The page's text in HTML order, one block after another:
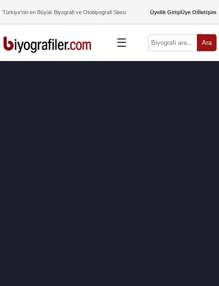
Türkiye’nin en Büyük Biyografi ve Otobiyografi Sitesi Üyelik GirişiÜye Olİletişim
☰ Ara